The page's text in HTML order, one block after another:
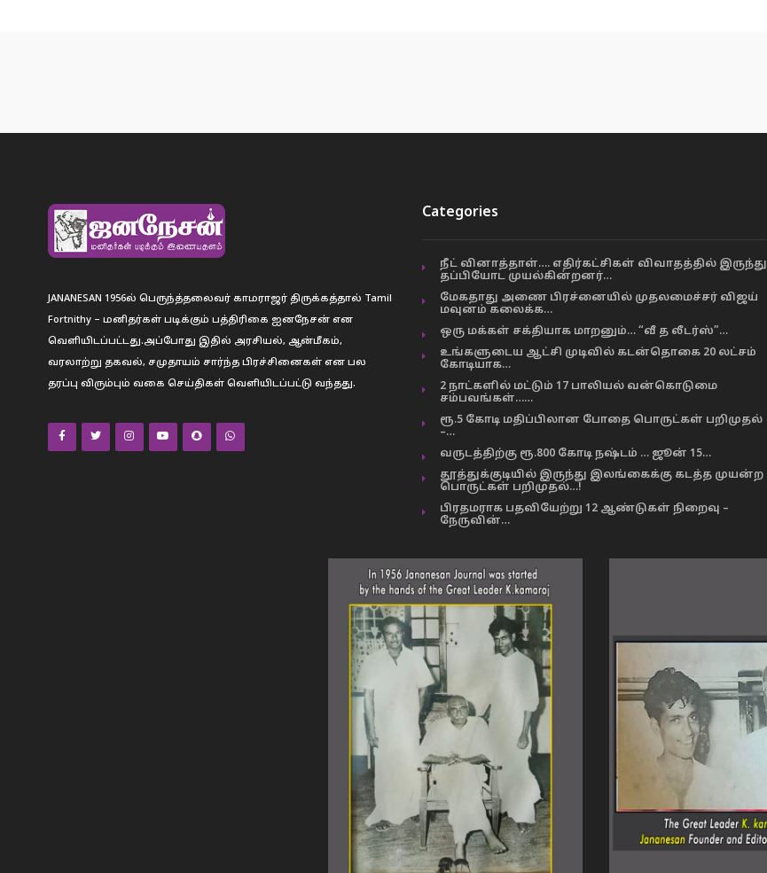
JANANESAN 1956ல் பெருந்த்தலைவர் காமராஜர் திருக்கத்தால் Tamil
Fortnithy – மனிதர்கள் படிக்கும் பத்திரிகை ஐனநேசன் என
வெளியிடப்பட்டது.அப்போது இதில் அரசியல், ஆன்மீகம்,
வரலாற்று தகவல், சமுதாயம் சார்ந்த பிரச்சினைகள் என பல
தரப்பு விரும்பும் வகை செய்திகள் வெளியிடப்பட்டு வந்தது.
Categories
நீட் வினாத்தாள்…. எதிர்கட்சிகள் விவாதத்தில் இருந்து
தப்பியோட முயல்கின்றனர்…
மேகதாது அணை பிரச்னையில் முதலமைச்சர் விஜய்
மவுனம் கலைக்க…
ஒரு மக்கள் சக்தியாக மாறனும்… “வீ த லீடர்ஸ்”…
உங்களுடைய ஆட்சி முடிவில் கடன்தொகை 20 லட்சம்
கோடியாக…
2 நாட்களில் மட்டும் 17 பாலியல் வன்கொடுமை
சம்பவங்கள்……
ரூ.5 கோடி மதிப்பிலான போதை பொருட்கள் பறிமுதல்
–…
வருடத்திற்கு ரூ.800 கோடி நஷ்டம் … ஜூன் 15…
தூத்துக்குடியில் இருந்து இலங்கைக்கு கடத்த முயன்ற
பொருட்கள் பறிமுதல்…!
பிரதமராக பதவியேற்று 12 ஆண்டுகள் நிறைவு –
நேருவின்…